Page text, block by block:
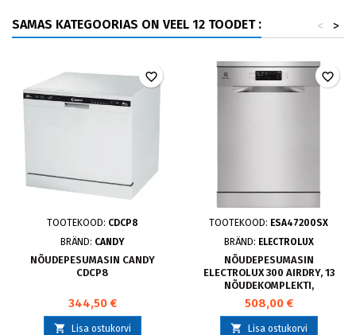
SAMAS KATEGOORIAS ON VEEL 12 TOODET : >
<
TOOTEKOOD: CDCP8
BRÄND: CANDY
NÕUDEPESUMASIN CANDY
CDCP8
344,50 €
 Lisa ostukorvi
favorite_border
TOOTEKOOD: ESA47200SX
BRÄND: ELECTROLUX
NÕUDEPESUMASIN
ELECTROLUX 300 AIRDRY, 13
NÕUDEKOMPLEKTI,
ROOSTEVABA TERAS
508,00 €
 Lisa ostukorvi
favorite_border